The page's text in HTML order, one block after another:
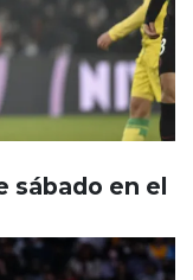
sábado en el